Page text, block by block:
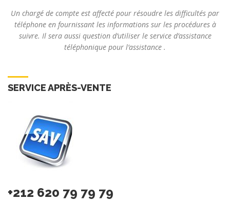
Un chargé de compte est affecté pour résoudre les difficultés par
téléphone en fournissant les informations sur les procédures à
suivre. Il sera aussi question d’utiliser le service d’assistance
téléphonique pour l’assistance .
SERVICE APRÈS-VENTE
+212 620 79 79 79